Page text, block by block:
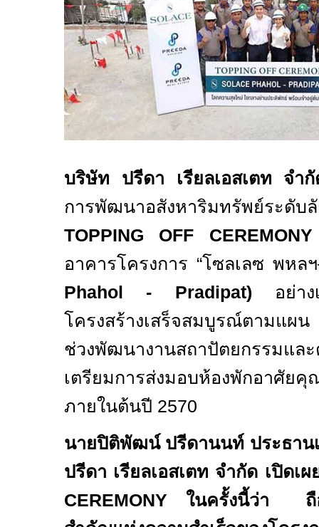
บริษัท ปรีดา เรียลเอสเตท จำกั
การพัฒนาอสังหาริมทรัพย์
TOPPING OFF CEREMONY
อาคารโครงการ “โซลเลซ พหล
Phahol - Pradipat)
อย่า
โครงสร้างเสร็จสมบูรณ์ตามแผ
ช่วงพัฒนางานสถาปัตยกรรมและ
เตรียมการส่งมอบห้องพักอาศัย
ภายในต้นปี 2570
นายปิติพัฒน์ ปรีดานนท์ ประธาน
ปรีดา เรียลเอสเตท จำกัด เปิดเ
CEREMONY ในครั้งนี้ว่า ถือ